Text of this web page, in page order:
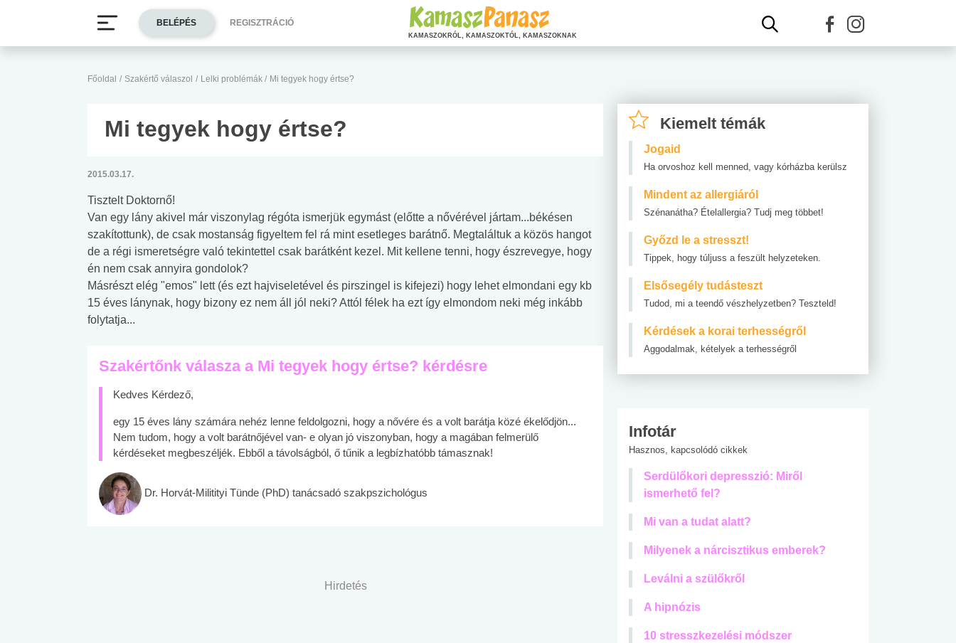
Főoldal / Szakértő válaszol / Lelki problémák / Mi tegyek hogy értse?
Mi tegyek hogy értse?
2015.03.17.
Tisztelt Doktornő!
Van egy lány akivel már viszonylag régóta ismerjük egymást (előtte a nővérével jártam...békésen
szakítottunk), de csak mostanság figyeltem fel rá mint esetleges barátnő. Megtaláltuk a közös hangot
de a régi ismeretségre való tekintettel csak barátként kezel. Mit kellene tenni, hogy észrevegye, hogy
én nem csak annyira gondolok?
Másrészt elég "emos" lett (és ezt hajviseletével és pirszingel is kifejezi) hogy lehet elmondani egy kb
15 éves lánynak, hogy bizony ez nem áll jól neki? Attól félek ha ezt így elmondom neki még inkább
folytatja...
Szakértőnk válasza a Mi tegyek hogy értse? kérdésre
Kedves Kérdező,
egy 15 éves lány számára nehéz lenne feldolgozni, hogy a nővére és a volt barátja közé ékelődjön...
Nem tudom, hogy a volt barátnőjével van- e olyan jó viszonyban, hogy a magában felmerülő
kérdéseket megbeszéljék. Ebből a távolságból, ő tűnik a legbízhatóbb támasznak!
Dr. Horvát-Militityi Tünde (PhD) tanácsadó szakpszichológus
Hirdetés
Kiemelt témák
Jogaid
Ha orvoshoz kell menned, vagy kórházba kerülsz
Mindent az allergiáról
Szénanátha? Ételallergia? Tudj meg többet!
Győzd le a stresszt!
Tippek, hogy túljuss a feszült helyzeteken.
Elsősegély tudásteszt
Tudod, mi a teendő vészhelyzetben? Teszteld!
Kérdések a korai terhességről
Aggodalmak, kételyek a terhességről
Infotár
Hasznos, kapcsolódó cikkek
Serdülőkori depresszió: Miről
ismerhető fel?
Mi van a tudat alatt?
Milyenek a nárcisztikus emberek?
Leválni a szülőkről
A hipnózis
10 stresszkezelési módszer
BELÉPÉS REGISZTRÁCIÓ
KAMASZOKRÓL, KAMASZOKTÓL, KAMASZOKNAK